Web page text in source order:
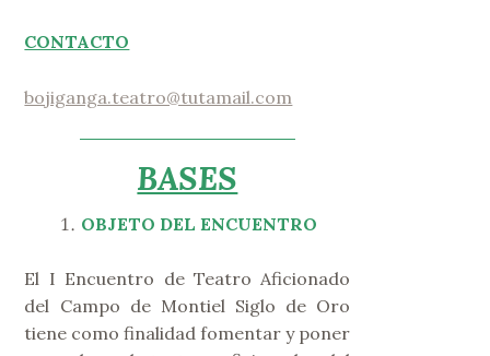
CONTACTO
bojiganga.teatro@tutamail.com
BASES
OBJETO DEL ENCUENTRO
El I Encuentro de Teatro Aficionado
del Campo de Montiel Siglo de Oro
tiene como finalidad fomentar y poner